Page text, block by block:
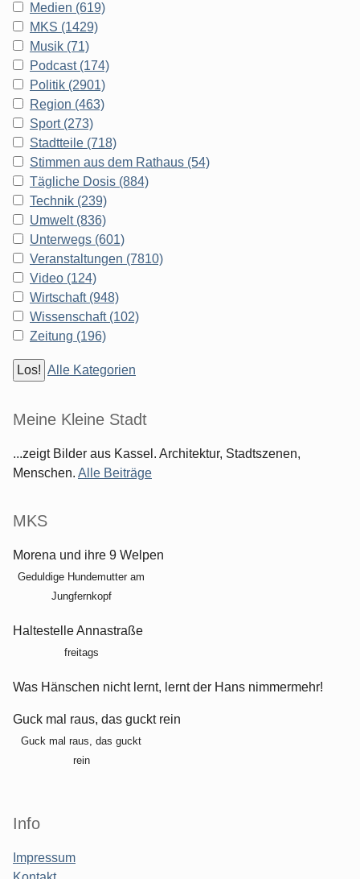
Medien (619)
MKS (1429)
Musik (71)
Podcast (174)
Politik (2901)
Region (463)
Sport (273)
Stadtteile (718)
Stimmen aus dem Rathaus (54)
Tägliche Dosis (884)
Technik (239)
Umwelt (836)
Unterwegs (601)
Veranstaltungen (7810)
Video (124)
Wirtschaft (948)
Wissenschaft (102)
Zeitung (196)
Alle Kategorien
Meine Kleine Stadt
...zeigt Bilder aus Kassel. Architektur, Stadtszenen,
Menschen. Alle Beiträge
MKS
Morena und ihre 9 Welpen
Geduldige Hundemutter am
Jungfernkopf
Haltestelle Annastraße
freitags
Was Hänschen nicht lernt, lernt der Hans nimmermehr!
Guck mal raus, das guckt rein
Guck mal raus, das guckt
rein
Info
Impressum